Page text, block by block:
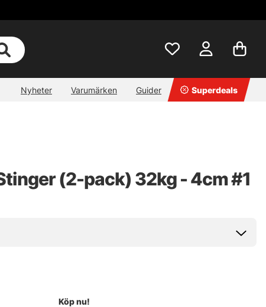
Nyheter Varumärken Guider Superdeals
(2-pack) 32kg - 4cm #1
Köp nu!